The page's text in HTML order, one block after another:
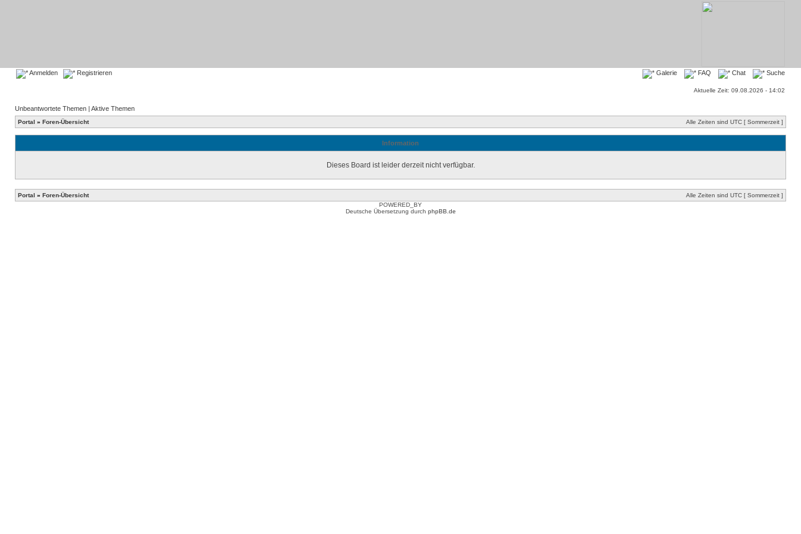
Anmelden Registrieren Galerie FAQ Chat Suche
Aktuelle Zeit: 09.08.2026 - 14:02
Unbeantwortete Themen | Aktive Themen
Portal » Foren-Übersicht Alle Zeiten sind UTC [ Sommerzeit ]
Information
Dieses Board ist leider derzeit nicht verfügbar.
Portal » Foren-Übersicht
Alle Zeiten sind UTC [ Sommerzeit ]
POWERED_BY
Deutsche Übersetzung durch phpBB.de